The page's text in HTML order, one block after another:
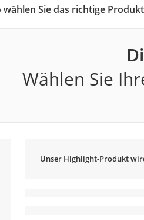
wählen Sie das richtige
Wählen Sie
Unser Highlight-Produkt